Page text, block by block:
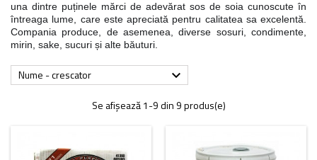
una dintre puținele mărci de adevărat sos de soia cunoscute în
întreaga lume, care este apreciată pentru calitatea sa excelentă.
Compania produce, de asemenea, diverse sosuri, condimente,
mirin, sake, sucuri și alte băuturi.
Nume - crescator 
Se afișează 1-9 din 9 produs(e)